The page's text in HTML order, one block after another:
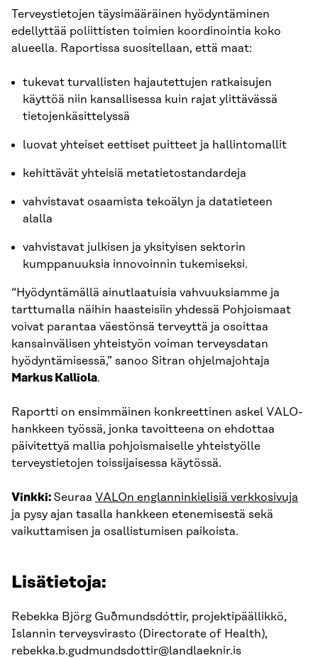
Terveystietojen täysimääräinen hyödyntäminen
edellyttää poliittisten toimien koordinointia koko
alueella. Raportissa suositellaan, että maat:
tukevat turvallisten hajautettujen ratkaisujen
käyttöä niin kansallisessa kuin rajat ylittävässä
tietojenkäsittelyssä
luovat yhteiset eettiset puitteet ja hallintomallit
kehittävät yhteisiä metatietostandardeja
vahvistavat osaamista tekoälyn ja datatieteen
alalla
vahvistavat julkisen ja yksityisen sektorin
kumppanuuksia innovoinnin tukemiseksi.
“Hyödyntämällä ainutlaatuisia vahvuuksiamme ja
tarttumalla näihin haasteisiin yhdessä Pohjoismaat
voivat parantaa väestönsä terveyttä ja osoittaa
kansainvälisen yhteistyön voiman terveysdatan
hyödyntämisessä,” sanoo Sitran ohjelmajohtaja
Markus Kalliola.
Raportti on ensimmäinen konkreettinen askel VALO-
hankkeen työssä, jonka tavoitteena on ehdottaa
päivitettyä mallia pohjoismaiselle yhteistyölle
terveystietojen toissijaisessa käytössä.
Vinkki: Seuraa VALOn englanninkielisiä verkkosivuja
ja pysy ajan tasalla hankkeen etenemisestä sekä
vaikuttamisen ja osallistumisen paikoista.
Lisätietoja:
Rebekka Björg Guðmundsdóttir, projektipäällikkö,
Islannin terveysvirasto (Directorate of Health),
rebekka.b.gudmundsdottir@landlaeknir.is